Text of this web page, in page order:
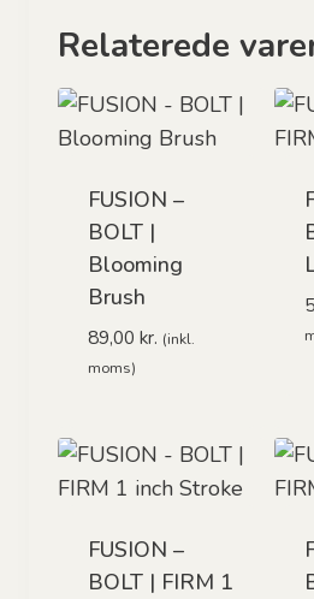
Relaterede
FUSION –
BOLT |
Blooming
Brush
89,00 kr. (inkl.
moms)
FUSION –
BOLT | FIRM 1